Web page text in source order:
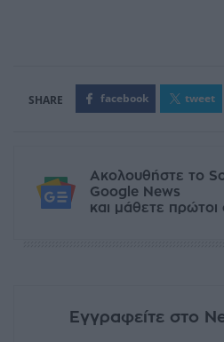
facebook tweet
Ακολουθήστε το
Google News
και μάθετε πρώτοι
Εγγραφείτε στο